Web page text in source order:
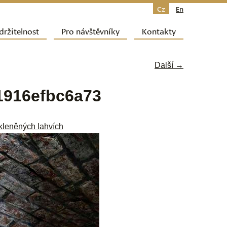
Cz En
Pro návštěvníky Kontakty
Další →
lahvích